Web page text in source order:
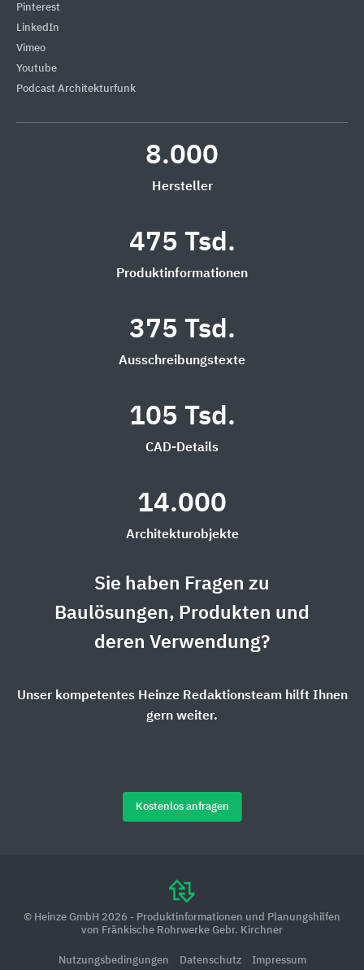
Pinterest
LinkedIn
Vimeo
Youtube
Podcast Architekturfunk
8.000
Hersteller
475 Tsd.
Produktinformationen
375 Tsd.
Ausschreibungstexte
105 Tsd.
CAD-Details
14.000
Architekturobjekte
Sie haben Fragen zu
Baulösungen, Produkten und
deren Verwendung?
Unser kompetentes Heinze Redaktionsteam hilft Ihnen
gern weiter.
Kostenlos anfragen
© Heinze GmbH 2026 - Produktinformationen und Planungshilfen
von Fränkische Rohrwerke Gebr. Kirchner
Nutzungsbedingungen Datenschutz Impressum